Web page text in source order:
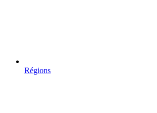
Régions